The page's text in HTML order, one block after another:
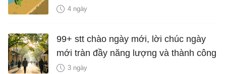
4 ngày
99+ stt chào ngày mới, lời chúc ngày
mới tràn đầy năng lượng và thành công
3 ngày